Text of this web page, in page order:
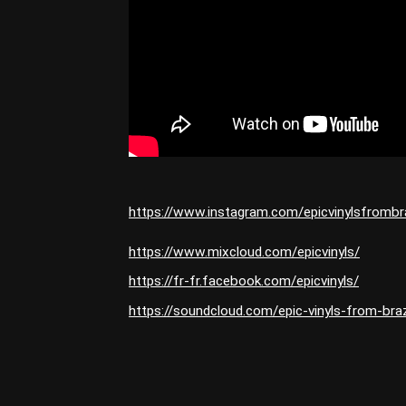
https://www.instagram.com/
https://www.mixcloud.com/epicvinyls/
https://fr-fr.facebook.com/epicvinyls/
https://soundcloud.com/epic-vinyls-from-